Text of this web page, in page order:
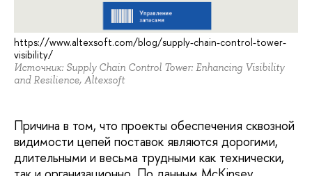
https://www.altexsoft.com/blog/supply-chain-control-tower-
visibility/
Источник: Supply Chain Control Tower: Enhancing Visibility
and Resilience, Altexsoft
Причина в том, что проекты обеспечения сквозной
видимости цепей поставок являются дорогими,
длительными и весьма трудными как технически,